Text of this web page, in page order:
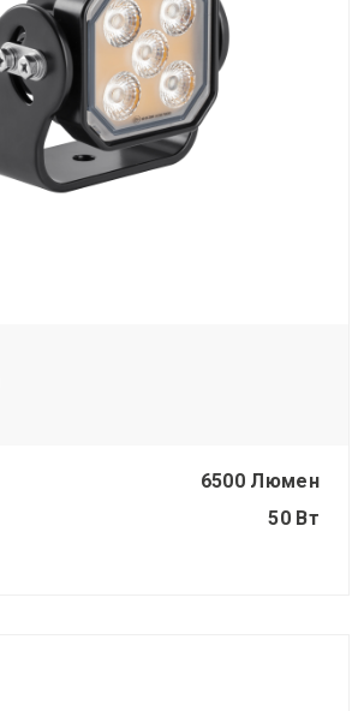
6500 Люмен
50 Вт